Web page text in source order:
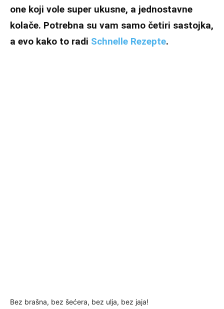
one koji vole super ukusne, a jednostavne
kolače. Potrebna su vam samo četiri sastojka,
a evo kako to radi Schnelle Rezepte.
Bez brašna, bez šećera, bez ulja, bez jaja!